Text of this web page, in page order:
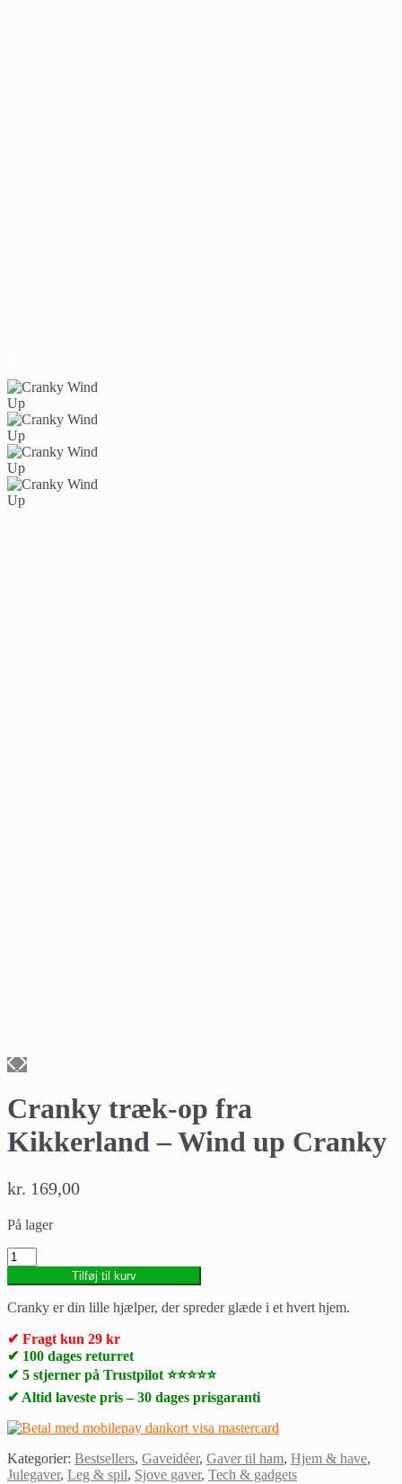
Cranky træk-op fra
Kikkerland – Wind up Cranky
kr. 169,00
På lager
Cranky
træk-
op
fra
Kikkerland
–
Wind
up
Cranky
quantity
Tilføj til kurv
Cranky er din lille hjælper, der spreder glæde i et hvert hjem.
✔ Fragt kun 29 kr
✔ 100 dages returret
✔ 5 stjerner på Trustpilot ⭐⭐⭐⭐⭐
✔ Altid laveste pris – 30 dages prisgaranti
Kategorier: Bestsellers, Gaveidéer, Gaver til ham, Hjem & have,
Julegaver, Leg & spil, Sjove gaver, Tech & gadgets